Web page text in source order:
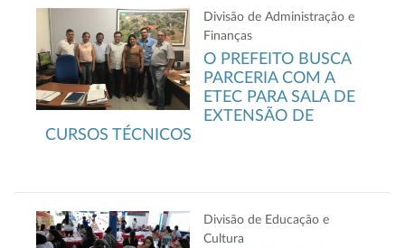
Divisão de Administração e
Finanças
O PREFEITO BUSCA
PARCERIA COM A
ETEC PARA SALA DE
EXTENSÃO DE
CURSOS TÉCNICOS
Divisão de Educação e
Cultura